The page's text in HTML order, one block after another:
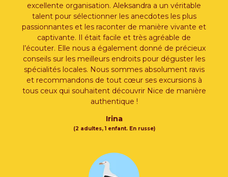
excellente organisation. Aleksandra a un véritable
talent pour sélectionner les anecdotes les plus
passionnantes et les raconter de manière vivante et
captivante. Il était facile et très agréable de
l’écouter. Elle nous a également donné de précieux
conseils sur les meilleurs endroits pour déguster les
spécialités locales. Nous sommes absolument ravis
et recommandons de tout cœur ses excursions à
tous ceux qui souhaitent découvrir Nice de manière
authentique !
Irina
(2 adultes, 1 enfant. En russe)